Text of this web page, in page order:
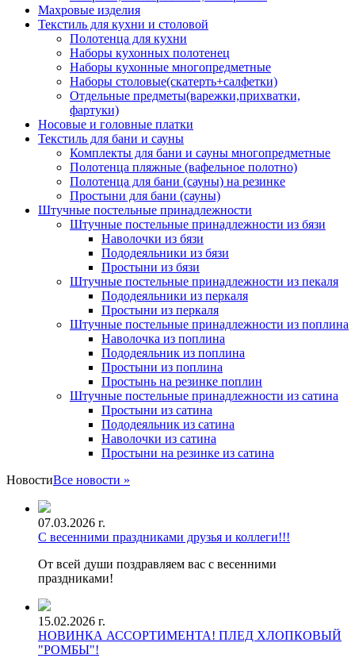
Махровые изделия
Текстиль для кухни и столовой
Полотенца для кухни
Наборы кухонных полотенец
Наборы кухонные многопредметные
Наборы столовые(скатерть+салфетки)
Отдельные предметы(варежки,прихватки,
фартуки)
Носовые и головные платки
Текстиль для бани и сауны
Комплекты для бани и сауны многопредметные
Полотенца пляжные (вафельное полотно)
Полотенца для бани (сауны) на резинке
Простыни для бани (сауны)
Штучные постельные принадлежности
Штучные постельные принадлежности из бязи
Наволочки из бязи
Пододеяльники из бязи
Простыни из бязи
Штучные постельные принадлежности из пекаля
Пододеяльники из перкаля
Простыни из перкаля
Штучные постельные принадлежности из поплина
Наволочка из поплина
Пододеяльник из поплина
Простыни из поплина
Простынь на резинке поплин
Штучные постельные принадлежности из сатина
Простыни из сатина
Пододеяльник из сатина
Наволочки из сатина
Простыни на резинке из сатина
НовостиВсе новости »
07.03.2026 г.
С весенними праздниками друзья и коллеги!!!
От всей души поздравляем вас с весенними
праздниками!
15.02.2026 г.
НОВИНКА АССОРТИМЕНТА! ПЛЕД ХЛОПКОВЫЙ
"РОМБЫ"!